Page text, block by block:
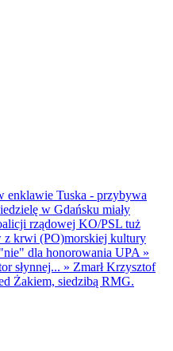
enklawie Tuska - przybywa
w Gdańsku miały
rządowej KO/PSL tuż
z krwi (PO)morskiej kultury
dla honorowania UPA »
słynnej... » Zmarł Krzysztof
Żakiem, siedzibą RMG.